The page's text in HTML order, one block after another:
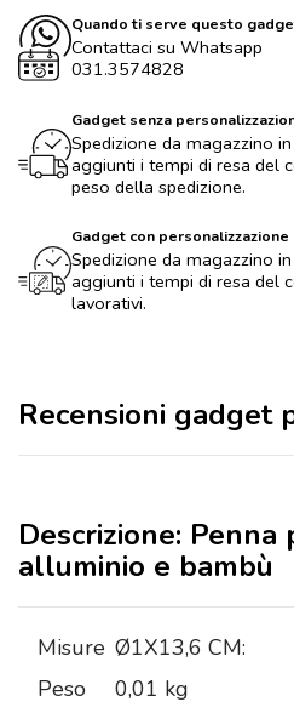
Quando ti serve questo
Contattaci su Whatsapp
031.3574828
Gadget senza
Spedizione da magazzino
aggiunti i tempi di resa del
peso della spedizione.
Gadget con personalizzazione
Spedizione da magazzino
aggiunti i tempi di resa del
lavorativi.
Recensioni gadget
Descrizione:
alluminio e bambù
Misure Ø1X13,6 CM:
Peso
0,01 kg